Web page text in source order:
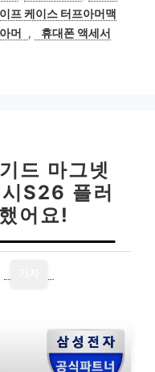
프 케이스 터프아머맥
머 ,
휴대폰 액세서
드 마그넷
S26 플러
어요!